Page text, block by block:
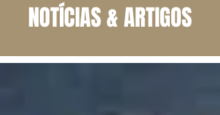
NOTÍCIAS & ARTIGOS